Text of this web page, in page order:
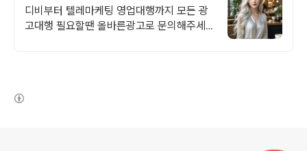
CPA전문 실행사
디비부터 텔레마케팅 영업대행까지 모든 광
고대행 필요할땐 올바른광고로 문의해주세